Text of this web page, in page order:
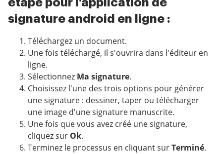
étape pour l'application de
signature android en ligne :
Téléchargez un document.
Une fois téléchargé, il s'ouvrira dans l'éditeur en
ligne.
Sélectionnez Ma signature.
Choisissez l'une des trois options pour générer
une signature : dessiner, taper ou télécharger
une image d'une signature manuscrite.
Une fois que vous avez créé une signature,
cliquez sur Ok.
Terminez le processus en cliquant surTerminé.